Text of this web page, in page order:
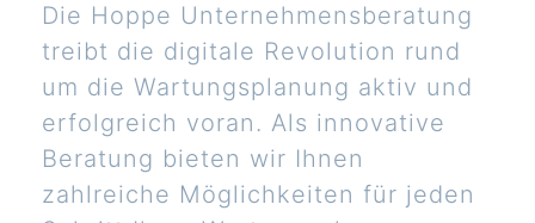
Die Hoppe Unternehmensberatung
treibt die digitale Revolution rund
um die Wartungsplanung aktiv und
erfolgreich voran. Als innovative
Beratung bieten wir Ihnen
zahlreiche Möglichkeiten für jeden